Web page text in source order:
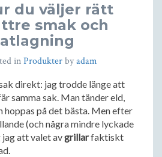
du väljer rätt
smak och
inProdukterbyadam
direkt: jag trodde länge att
samma sak. Man tänder eld,
hoppas på det bästa. Men efter
(och några mindre lyckade
att valet avgrillarfaktiskt